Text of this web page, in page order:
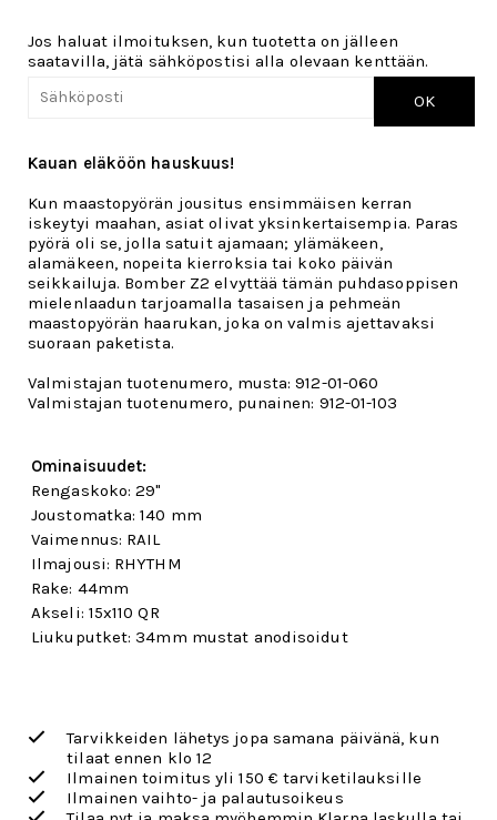
Jos haluat ilmoituksen, kun tuotetta on jälleen
saatavilla, jätä sähköpostisi alla olevaan kenttään.
OK
Kauan eläköön hauskuus!
Kun maastopyörän jousitus ensimmäisen kerran
iskeytyi maahan, asiat olivat yksinkertaisempia. Paras
pyörä oli se, jolla satuit ajamaan; ylämäkeen,
alamäkeen, nopeita kierroksia tai koko päivän
seikkailuja. Bomber Z2 elvyttää tämän puhdasoppisen
mielenlaadun tarjoamalla tasaisen ja pehmeän
maastopyörän haarukan, joka on valmis ajettavaksi
suoraan paketista.
Valmistajan tuotenumero, musta: 912-01-060
Valmistajan tuotenumero, punainen: 912-01-103
Ominaisuudet:
Rengaskoko: 29"
Joustomatka: 140 mm
Vaimennus: RAIL
Ilmajousi: RHYTHM
Rake: 44mm
Akseli: 15x110 QR
Liukuputket: 34mm mustat anodisoidut
Tarvikkeiden lähetys jopa samana päivänä, kun
tilaat ennen klo 12
Ilmainen toimitus yli 150 € tarviketilauksille
Ilmainen vaihto- ja palautusoikeus